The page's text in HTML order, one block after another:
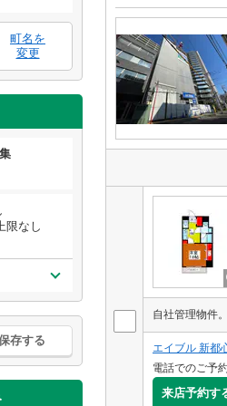
町名を
変更
限なし
存する
エイブル 新都
電話でのご予
来店予約す